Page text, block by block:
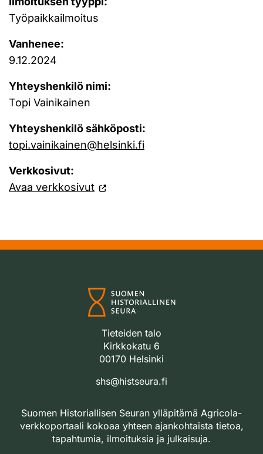
Työpaikkailmoitus
Vanhenee:
9.12.2024
Yhteyshenkilö nimi:
Topi Vainikainen
Yhteyshenkilö sähköposti:
topi.vainikainen@helsinki.fi
Verkkosivut:
Avaa verkkosivut
Tieteiden talo
Kirkkokatu 6
00170 Helsinki
shs@histseura.fi
Suomen Historiallisen Seuran ylläpitämä Agricola-
verkkoportaali kokoaa yhteen ajankohtaista tietoa,
tapahtumia, ilmoituksia ja julkaisuja.